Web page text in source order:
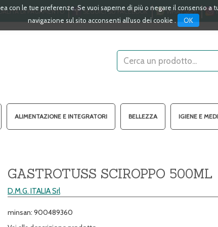
con le tue preferenze. Se vuoi saperne di più o negare il consenso a
navigazione sul sito acconsenti all'uso dei cookie .
OK
DI PAGAMENTO SEGUICI SU FACEBOOK WHATSAPP
Cerca
Prodotto
ALIMENTAZIONE E INTEGRATORI BELLEZZA IGIENE E
GASTROTUSS SCIROPPO 500ML
D.M.G. ITALIA Srl
minsan: 900489360